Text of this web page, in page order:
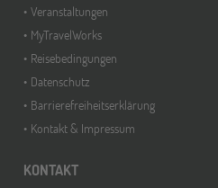
Veranstaltungen
MyTravelWorks
Reisebedingungen
Datenschutz
Barrierefreiheitserklärung
Kontakt & Impressum
KONTAKT